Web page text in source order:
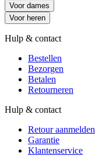
Voor dames
Voor heren
Hulp & contact
Bestellen
Bezorgen
Betalen
Retourneren
Hulp & contact
Retour aanmelden
Garantie
Klantenservice